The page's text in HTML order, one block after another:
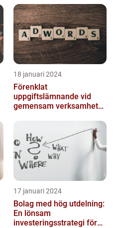
18 januari 2024
Förenklat
uppgiftslämnande vid
gemensam verksamhet
17 januari 2024
Bolag med hög utdelning:
En lönsam
investeringsstrategi för